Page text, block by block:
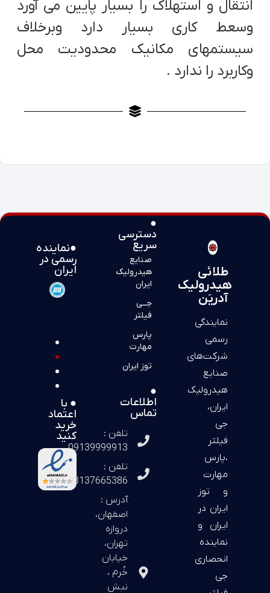
انتقال و استهلاک را بسیار پایین می آورد
وسعط کاری بسیار دارد وبرخلاف
سیستمهای مکانیک محدودیت محل
وکاربرد را ندارد .
طلائی
هیدرولیک
آدریَن
نمایندگی
رسمی
شرکت‌های
صنایع
هیدرولیک
ایران،
جی
فیلتر
،پارس
مهارت
و توز
ایران در
ایران و
نماینده
انحصاری
جی
●نماینده
رسمی در
ایران
● با
اعتماد
خرید
کنید
●
دسترسی
سریع
صنایع
هیدرولیک
ایران
جــی
فیلتر
پارس
مهارت
توز ایران
●
اطلاعات
تماس
تلفن :
09139999913
تلفن :
03137665386
آدرس :
اصفهان،
دروازه
تهران،
خیابان
خُرم ،
نبش